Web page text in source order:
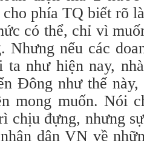
phía TQ biết rõ
có thể, chỉ vì
Nhưng nếu các
ta như hiện nay,
Đông như thế
mong muốn. Nói
chịu đựng, nhưng
dân VN về